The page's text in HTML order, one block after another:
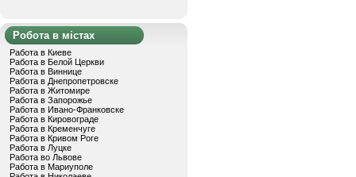
Робота в містах
Работа в Киеве
Работа в Белой Церкви
Работа в Виннице
Работа в Днепропетровске
Работа в Житомире
Работа в Запорожье
Работа в Ивано-Франковске
Работа в Кировограде
Работа в Кременчуге
Работа в Кривом Роге
Работа в Луцке
Работа во Львове
Работа в Мариуполе